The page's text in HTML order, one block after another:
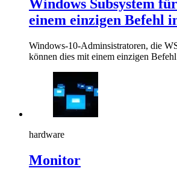
Windows Subsystem
einem einzigen Befehl
Windows-10-Adminsistratoren, die
können dies mit einem einzigen
hardware
Monitor